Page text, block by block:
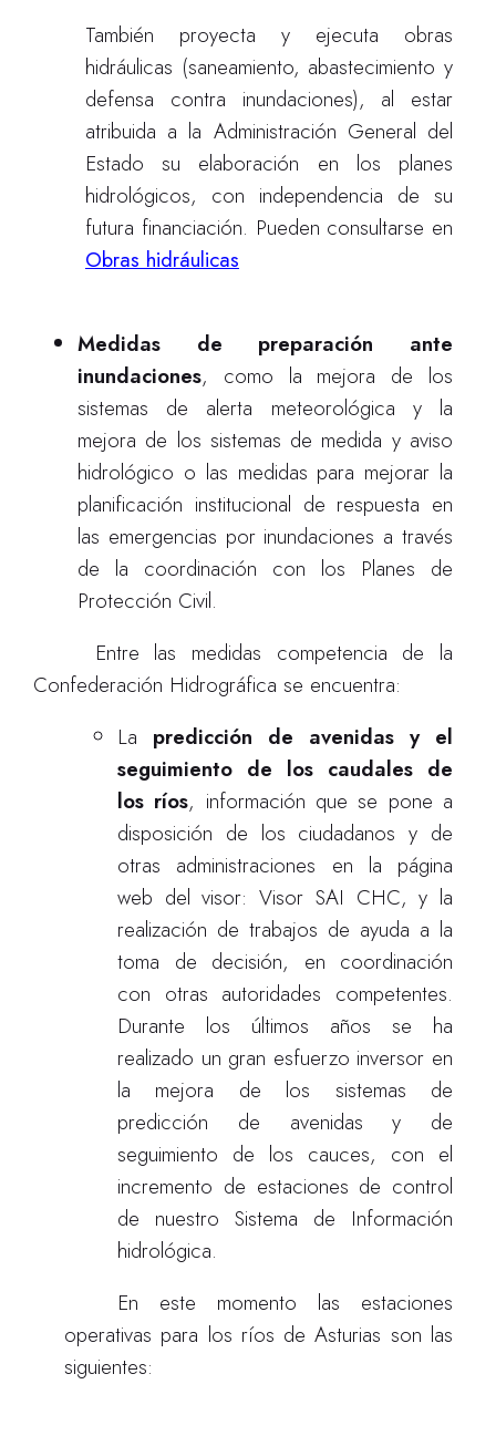
También proyecta y ejecuta obras
hidráulicas (saneamiento, abastecimiento y
defensa contra inundaciones), al estar
atribuida a la Administración General del
Estado su elaboración en los planes
hidrológicos, con independencia de su
futura financiación. Pueden consultarse en
Obras hidráulicas
Medidas de preparación ante
inundaciones, como la mejora de los
sistemas de alerta meteorológica y la
mejora de los sistemas de medida y aviso
hidrológico o las medidas para mejorar la
planificación institucional de respuesta en
las emergencias por inundaciones a través
de la coordinación con los Planes de
Protección Civil.
Entre las medidas competencia de la
Confederación Hidrográfica se encuentra:
La predicción de avenidas y el
seguimiento de los caudales de
los ríos, información que se pone a
disposición de los ciudadanos y de
otras administraciones en la página
web del visor: Visor SAI CHC, y la
realización de trabajos de ayuda a la
toma de decisión, en coordinación
con otras autoridades competentes.
Durante los últimos años se ha
realizado un gran esfuerzo inversor en
la mejora de los sistemas de
predicción de avenidas y de
seguimiento de los cauces, con el
incremento de estaciones de control
de nuestro Sistema de Información
hidrológica.
En este momento las estaciones
operativas para los ríos de Asturias son las
siguientes: